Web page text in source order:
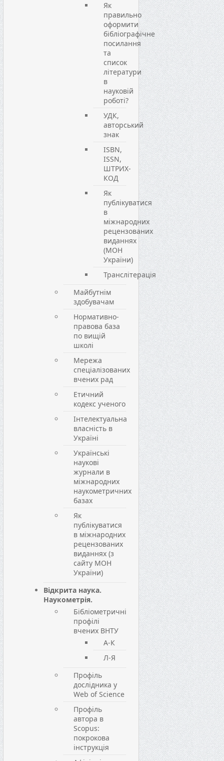
Як
правильно
оформити
бібліографічне
посилання
та
список
літератури
в
науковій
роботі?
УДК,
авторський
знак
ISBN,
ISSN,
ШТРИХ-
КОД
Як
публікуватися
в
міжнародних
рецензованих
виданнях
(МОН
України)
Транслітерація
Майбутнім
здобувачам
Нормативно-
правова база
по вищій
школі
Мережа
спеціалізованих
вчених рад
Етичний
кодекс ученого
Інтелектуальна
власність в
Україні
Українські
наукові
журнали в
міжнародних
наукометричних
базах
Як
публікуватися
в міжнародних
рецензованих
виданнях (з
сайту МОН
України)
Відкрита наука.
Наукометрія.
Бібліометричні
профілі
вчених ВНТУ
А-К
Л-Я
Профіль
дослідника у
Web of Science
Профіль
автора в
Scopus:
покрокова
інструкція